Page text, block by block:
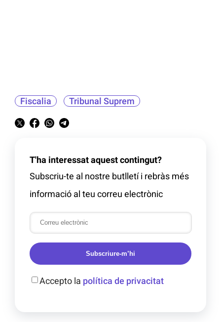
Fiscalia Tribunal Suprem
T'ha interessat aquest contingut?
Subscriu-te al nostre butlletí i rebràs més
informació al teu correu electrònic
Subscriure-m’hi
Accepto la política de privacitat